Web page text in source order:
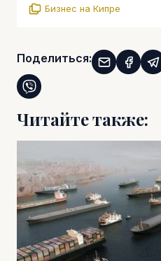
Бизнес на Кипре
Поделиться:
Читайте также: